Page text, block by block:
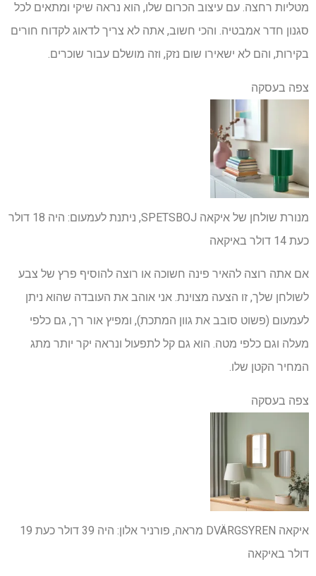
מטליות רחצה. עם עיצוב הכרום שלו, הוא נראה שיקי ומתאים לכל
סגנון חדר אמבטיה. והכי חשוב, אתה לא צריך לדאוג לקדוח חורים
בקירות, והם לא ישאירו שום נזק, וזה מושלם עבור שוכרים.
צפה בעסקה
מנורת שולחן של איקאה SPETSBOJ, ניתנת לעמעום:
היה 18 דולר
כעת 14 דולר
באיקאה
אם אתה רוצה להאיר פינה חשוכה או רוצה להוסיף פרץ של צבע
לשולחן שלך, זו הצעה מצוינת. אני אוהב את העובדה שהוא ניתן
לעמעום (פשוט סובב את גוון המתכת), ומפיץ אור רך, גם כלפי
מעלה וגם כלפי מטה. הוא גם קל לתפעול ונראה יקר יותר מתג
המחיר הקטן שלו.
צפה בעסקה
איקאה DVÄRGSYREN מראה, פורניר אלון: היה 39 דולר
כעת 19
דולר באיקאה